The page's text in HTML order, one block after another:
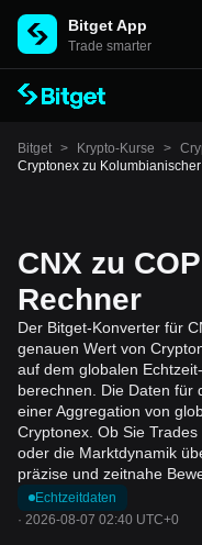
Bitget App
Trade smarter
Bitget > Krypto-Kurse >
Cryptonex zu
CNX zu
Rechner
Der Bitget-Konverter für
genauen Wert von
auf dem globalen
berechnen. Die Daten für
einer Aggregation von
Cryptonex. Ob Sie
oder die Marktdynamik
präzise und zeitnahe
Echtzeitdaten
· 2026-08-07 02:40 UTC+0